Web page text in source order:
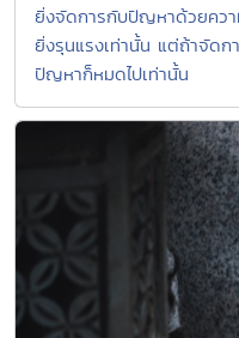
ยิ่งจัดการกับปัญหาด้วยควา
ยิ่งรุนแรงเท่านั้น แต่ถ้าจัด
ปัญหาก็หมดไปเท่านั้น